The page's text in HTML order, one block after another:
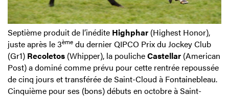
Septième produit de l’inédite Highphar (Highest Honor),
juste après le 3ème du dernier QIPCO Prix du Jockey Club
(Gr1) Recoletos (Whipper), la poulicheCastellar (American
Post) a dominé comme prévu pour cette rentrée repoussée
de cinq jours et transférée de Saint-Cloud à Fontainebleau.
Cinquième pour ses (bons) débuts en octobre à Saint-